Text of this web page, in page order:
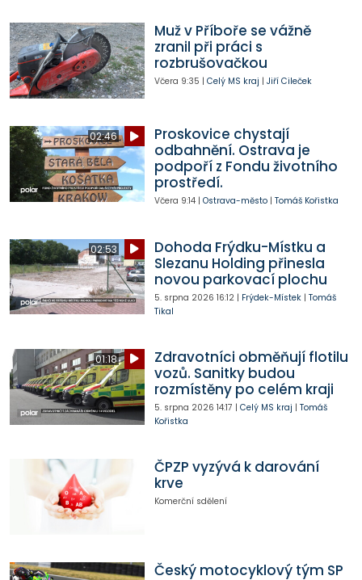
Muž v Příboře se vážně
zranil při práci s
rozbrušovačkou
Včera 9:35 | Celý MS kraj | Jiří Cileček
02:46
Proskovice chystají
odbahnění. Ostrava je
podpoří z Fondu životního
prostředí.
Včera 9:14| Ostrava-město| Tomáš Kořistka
02:53
Dohoda Frýdku-Místku a
Slezanu Holding přinesla
novou parkovací plochu
5. srpna 2026 16:12| Frýdek-Místek| Tomáš
Tikal
01:18
Zdravotníci obměňují flotilu
vozů. Sanitky budou
rozmístěny po celém kraji
5. srpna 2026 14:17 | Celý MS kraj | Tomáš
Kořistka
ČPZP vyzývá k darování
krve
Komerční sdělení
Český motocyklový tým SP